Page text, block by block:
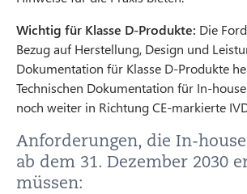
Wichtig für Klasse D-Produkte: Die
Bezug auf Herstellung, Design und
Dokumentation für Klasse D-Produkte
Technischen Dokumentation für In-
noch weiter in Richtung CE-markierte
Anforderungen, die In-
ab dem 31. Dezember 2030
müssen: